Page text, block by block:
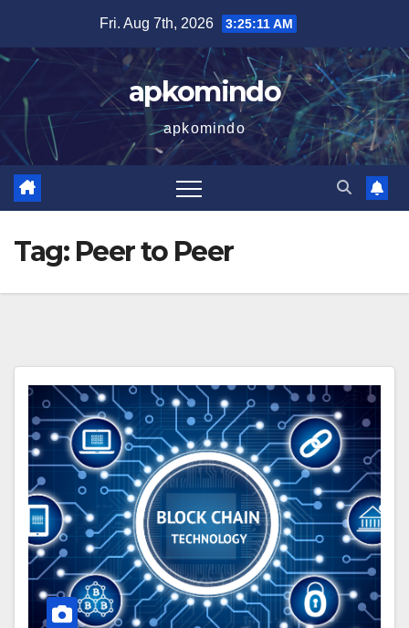
content
Fri. Aug 7th, 2026 3:25:12 AM
apkomindo
apkomindo
Tag: Peer to Peer